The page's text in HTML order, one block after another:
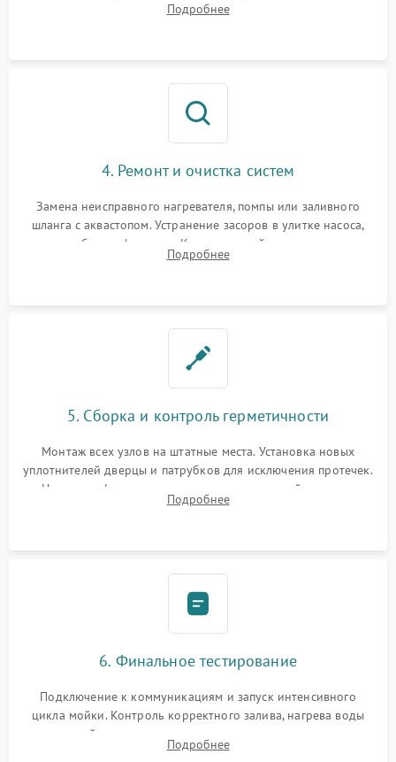
концевика дверцы и электронного модуля управления.
Подробнее
4. Ремонт и очистка систем
Замена неисправного нагревателя, помпы или заливного
шланга с аквастопом. Устранение засоров в улитке насоса,
патрубках и фильтрах. Компонентный ремонт платы
управления, восстановление поврежденной проводки.
Подробнее
5. Сборка и контроль герметичности
Монтаж всех узлов на штатные места. Установка новых
уплотнителей дверцы и патрубков для исключения протечек.
Надежная фиксация хомутов гидравлической системы,
сборка корпуса и установка датчика поплавка.
Подробнее
6. Финальное тестирование
Подключение к коммуникациям и запуск интенсивного
цикла мойки. Контроль корректного залива, нагрева воды
до нужной температуры, отсутствия посторонних шумов,
штатного слива и абсолютной сухости в поддоне.
Подробнее